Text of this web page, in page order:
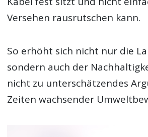
Versehen rausrutschen kann.
So erhöht sich nicht nur die
sondern auch der
nicht zu unterschätzendes
Zeiten wachsender